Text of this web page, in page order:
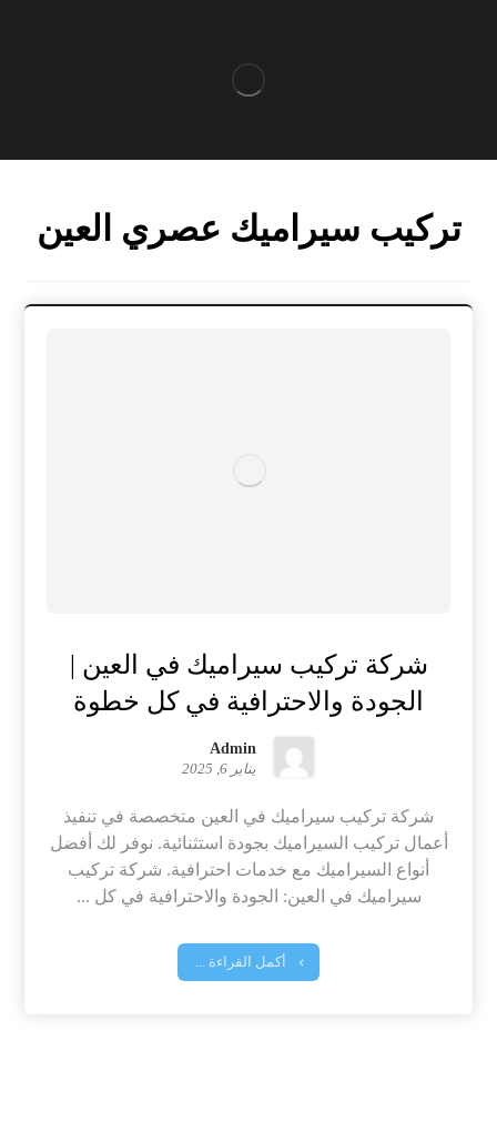
تركيب سيراميك عصري العين
شركة تركيب سيراميك في العين |
الجودة والاحترافية في كل خطوة
Admin
يناير 6, 2025
شركة تركيب سيراميك في العين متخصصة في تنفيذ
أعمال تركيب السيراميك بجودة استثنائية. نوفر لك أفضل
أنواع السيراميك مع خدمات احترافية. شركة تركيب
سيراميك في العين: الجودة والاحترافية في كل ...
أكمل القراءة ...